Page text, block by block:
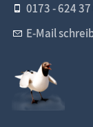
0173 - 624 37
E-Mail